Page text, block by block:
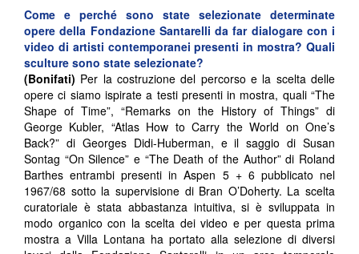
Come e perché sono state selezionate determinate
opere della Fondazione Santarelli da far dialogare con i
video di artisti contemporanei presenti in mostra? Quali
sculture sono state selezionate?
(Bonifati) Per la costruzione del percorso e la scelta delle
opere ci siamo ispirate a testi presenti in mostra, quali “The
Shape of Time”, “Remarks on the History of Things” di
George Kubler, “Atlas How to Carry the World on One’s
Back?” di Georges Didi-Huberman, e il saggio di Susan
Sontag “On Silence” e “The Death of the Author” di Roland
Barthes entrambi presenti in Aspen 5 + 6 pubblicato nel
1967/68 sotto la supervisione di Bran O’Doherty. La scelta
curatoriale è stata abbastanza intuitiva, si è sviluppata in
modo organico con la scelta dei video e per questa prima
mostra a Villa Lontana ha portato alla selezione di diversi